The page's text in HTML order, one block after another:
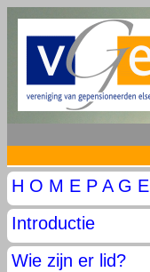
H O M E P A G E
Introductie
Wie zijn er lid?